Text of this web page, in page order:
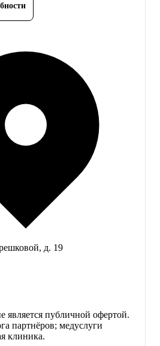
д. 19
является публичной офертой.
партнёров; медуслуги
клиника.